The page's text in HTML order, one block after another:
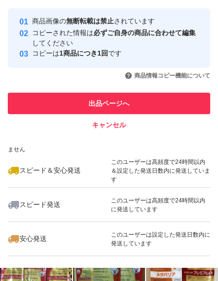
安心取引出品者
心・安全なユーザーです
取引実績
引を完了させた実績があります
での取引実績があります
ません
スピード＆安心発送
このユーザーは高頻度で24時間以内
＆設定した発送日数内に発送していま
す
スピード発送
このユーザーは高頻度で24時間以内
に発送しています
安心発送
このユーザーは設定した発送日数内に
発送しています
商品画像の無断転載は禁止されています
コピーされた情報は必ずご自身の商品に合わせて編集
してください
コピーは1商品につき1回です
商品情報コピー機能について
出品ページへ
キャンセル
いいね！
4,595